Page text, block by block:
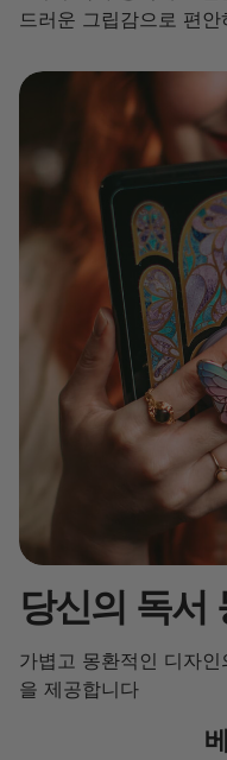
드러운 그립감으로 편
당신의 독서
가볍고 몽환적인 디자
을 제공합니다